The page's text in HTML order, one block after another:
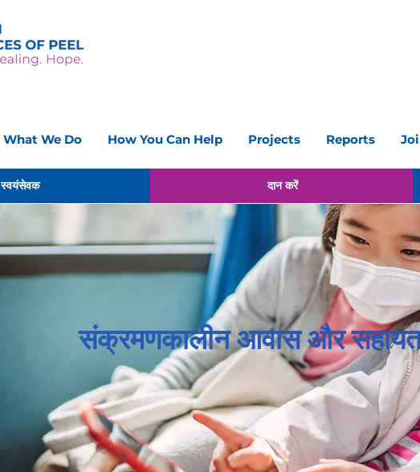
What We Do How You Can Help Projects Reports
संक्रमणकालीन आवास और
स्वयंसेवक दान करें